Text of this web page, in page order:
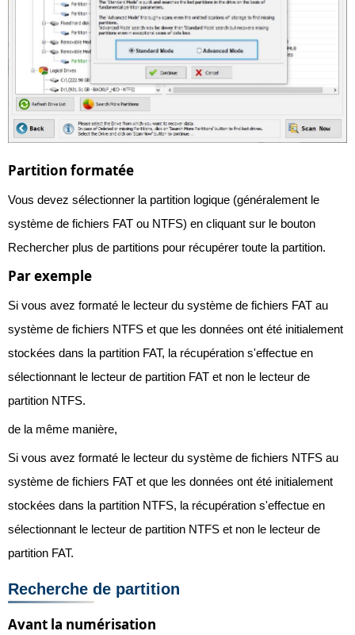
Partition formatée
Vous devez sélectionner la partition logique (généralement le
système de fichiers FAT ou NTFS) en cliquant sur le bouton
Rechercher plus de partitions pour récupérer toute la partition.
Par exemple
Si vous avez formaté le lecteur du système de fichiers FAT au
système de fichiers NTFS et que les données ont été initialement
stockées dans la partition FAT, la récupération s'effectue en
sélectionnant le lecteur de partition FAT et non le lecteur de
partition NTFS.
de la même manière,
Si vous avez formaté le lecteur du système de fichiers NTFS au
système de fichiers FAT et que les données ont été initialement
stockées dans la partition NTFS, la récupération s'effectue en
sélectionnant le lecteur de partition NTFS et non le lecteur de
partition FAT.
Recherche de partition
Avant la numérisation